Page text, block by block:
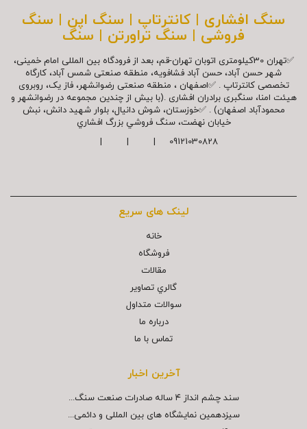
سنگ افشاری | کانترتاپ | سنگ اپن | سنگ
فروشی | سنگ تراورتن | سنگ
✅تهران 30کیلومتری اتوبان تهران-قم، بعد از فرودگاه بین المللی امام خمینی،
شهر حسن آباد، حسن آباد فشافویه، منطقه صنعتی شمس آباد، کارگاه
تخصصی کانترتاپ . ✅اصفهان ، منطقه صنعتی رضوانشهر، فاز یک، روبروی
هیئت امنا، سنگبری برادران افشاری .(با بیش از چندین مجموعه در رضوانشهر و
محمودآباد اصفهان) . ✅خوزستان، شوش دانیال، بلوار شهيد دانش، نبش
خیابان نهضت، سنگ فروشي بزرگ افشاري
09121030828 | | |
لینک های سریع
خانه
فروشگاه
مقالات
گالري تصاوير
سوالات متداول
درباره ما
تماس با ما
آخرین اخبار
سند چشم انداز ۴ ساله صادرات صنعت سنگ...
سیزدهمین نمایشگاه های بین المللی و دائمی...